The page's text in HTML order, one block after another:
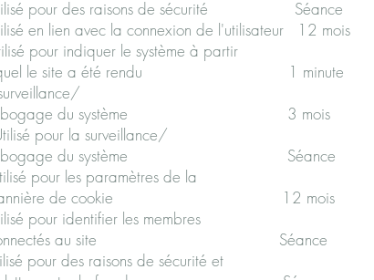
des raisons de sécurité
en lien avec la connexion de
indiquer le système à partir
a été rendu 1 minute
du système 3
pour la surveillance/
du système
pour les paramètres de la
de cookie 12 mois
identifier les membres
au site Séance
raisons de sécurité et